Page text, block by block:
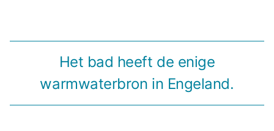
Het bad heeft de enige
warmwaterbron in Engeland.